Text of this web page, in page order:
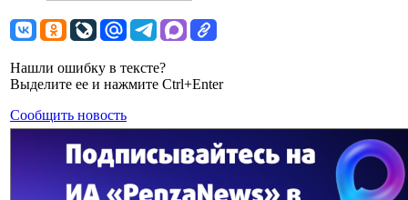
Нашли ошибку в тексте?
Выделите ее и нажмите Ctrl+Enter
Сообщить новость